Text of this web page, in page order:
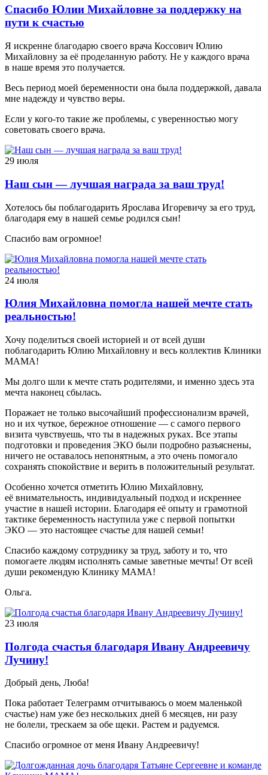
Спасибо Юлии Михайловне за поддержку на
пути к счастью
Я искренне благодарю своего врача Коссович Юлию
Михайловну за её проделанную работу. Не у каждого врача
в наше время это получается.
Весь период моей беременности она была поддержкой, давала
мне надежду и чувство веры.
Если у кого-то такие же проблемы, с уверенностью могу
советовать своего врача.
29 июля
Наш сын — лучшая награда за ваш труд!
Хотелось бы поблагодарить Ярослава Игоревичу за его труд,
благодаря ему в нашей семье родился сын!
Спасибо вам огромное!
24 июля
Юлия Михайловна помогла нашей мечте стать
реальностью!
Хочу поделиться своей историей и от всей души
поблагодарить Юлию Михайловну и весь коллектив Клиники
МАМА!
Мы долго шли к мечте стать родителями, и именно здесь эта
мечта наконец сбылась.
Поражает не только высочайший профессионализм врачей,
но и их чуткое, бережное отношение — с самого первого
визита чувствуешь, что ты в надежных руках. Все этапы
подготовки и проведения ЭКО были подробно разъяснены,
ничего не оставалось непонятным, а это очень помогало
сохранять спокойствие и верить в положительный результат.
Особенно хочется отметить Юлию Михайловну,
её внимательность, индивидуальный подход и искреннее
участие в нашей истории. Благодаря её опыту и грамотной
тактике беременность наступила уже с первой попытки
ЭКО — это настоящее счастье для нашей семьи!
Спасибо каждому сотруднику за труд, заботу и то, что
помогаете людям исполнять самые заветные мечты! От всей
души рекомендую Клинику МАМА!
Ольга.
23 июля
Полгода счастья благодаря Ивану Андреевичу
Лучину!
Добрый день, Люба!
Пока работает Телеграмм отчитываюсь о моем маленькой
счастье) нам уже без нескольких дней 6 месяцев, ни разу
не болели, трескаем за обе щеки. Растем и радуемся.
Спасибо огромное от меня Ивану Андреевичу!